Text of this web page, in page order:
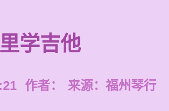
学吉他
作者： 来源： 福州琴行